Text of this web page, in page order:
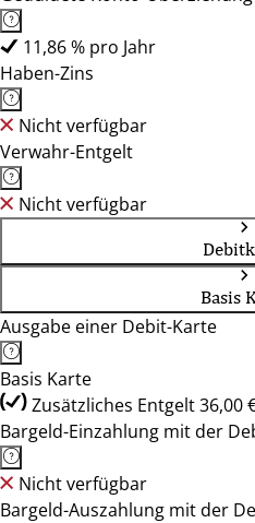
11,86 % pro Jahr
Haben-Zins
Nicht verfügbar
Verwahr-Entgelt
Nicht verfügbar
Basis
Ausgabe einer Debit-Karte
Basis Karte
Zusätzliches Entgelt 36,00
Bargeld-Einzahlung mit der
Nicht verfügbar
Bargeld-Auszahlung mit der